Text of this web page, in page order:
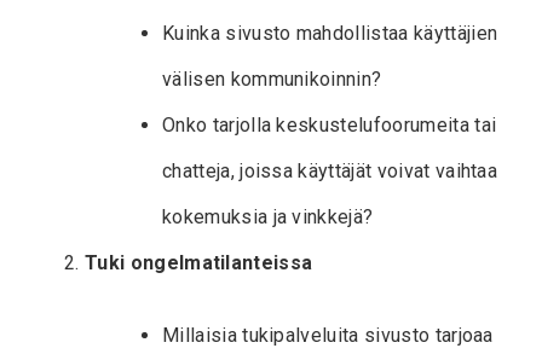
Kuinka sivusto mahdollistaa käyttäjien
välisen kommunikoinnin?
Onko tarjolla keskustelufoorumeita tai
chatteja, joissa käyttäjät voivat vaihtaa
kokemuksia ja vinkkejä?
Tuki ongelmatilanteissa
Millaisia tukipalveluita sivusto tarjoaa